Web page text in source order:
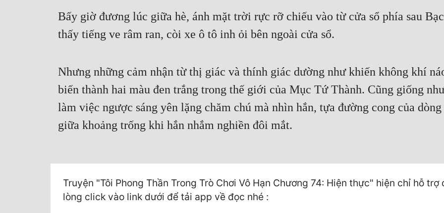
Bấy giờ đương lúc giữa hè, ánh mặt trời rực rỡ chiếu vào từ cửa sổ phía sau
thấy tiếng ve râm ran, còi xe ô tô inh ỏi bên ngoài cửa sổ.
Nhưng những cảm nhận từ thị giác và thính giác dường như khiến không khí
biến thành hai màu đen trắng trong thế giới của Mục Tứ Thành. Cũng giống
làm việc ngược sáng yên lặng chăm chú mà nhìn hắn, tựa đường cong của
giữa khoảng trống khi hắn nhắm nghiền đôi mắt.
Truyện "Tôi Phong Thần Trong Trò Chơi Vô Hạn Chương 74: Hiện thực" hiện chỉ hỗ
lòng click vào link dưới để tải app về đọc nhé :